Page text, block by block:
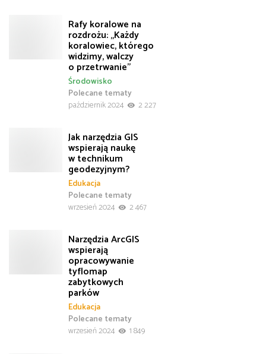
Rafy koralowe na
rozdrożu: „Każdy
koralowiec, którego
widzimy, walczy
o przetrwanie”
Polecane tematy
Środowisko
październik 2024
2 227
Jak narzędzia GIS
wspierają naukę
w technikum
geodezyjnym?
Edukacja
Polecane tematy
wrzesień 2024
2 467
Narzędzia ArcGIS
wspierają
opracowywanie
tyflomap
zabytkowych
parków
Edukacja
Polecane tematy
wrzesień 2024
1 849